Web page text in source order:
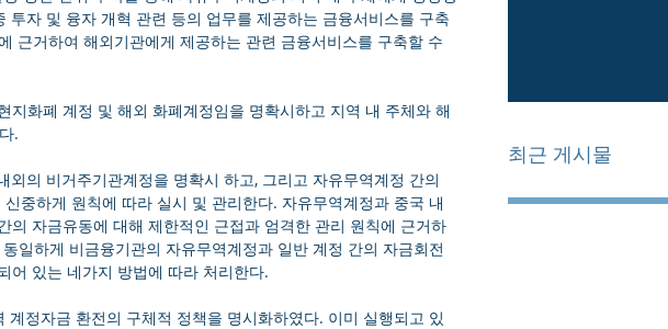
투자 및 융자 개혁 관련 등의 업무를 제공하는 금융서비스를 구축
근거하여 해외기관에게 제공하는 관련 금융서비스를 구축할 수
지화폐 계정 및 해외 화폐계정임을 명확시하고 지역 내 주체와 해
.
외의 비거주기관계정을 명확시 하고, 그리고 자유무역계정 간의
중하게 원칙에 따라 실시 및 관리한다. 자유무역계정과 중국 내
의 자금유동에 대해 제한적인 근접과 엄격한 관리 원칙에 근거하
일하게 비금융기관의 자유무역계정과 일반 계정 간의 자금회전
어 있는 네가지 방법에 따라 처리한다.
정자금 환전의 구체적 정책을 명시화하였다. 이미 실행되고 있
최근 게시물